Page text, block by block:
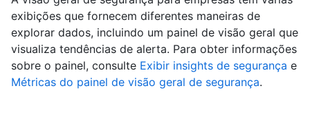
exibições que fornecem diferentes maneiras de
explorar dados, incluindo um painel de visão geral que
visualiza tendências de alerta. Para obter informações
sobre o painel, consulte Exibir insights de segurança e
Métricas do painel de visão geral de segurança.